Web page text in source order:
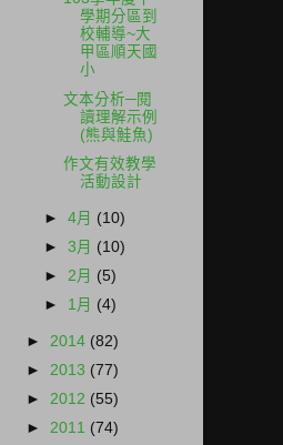
學期分區到
校輔導~大
甲區順天國
小
文本分析─閱
讀理解示例
(熊與鮭魚)
作文有效教學
活動設計
►4月 (10)
►3月 (10)
► 2月 (5)
► 1月 (4)
► 2014 (82)
► 2013 (77)
► 2012 (55)
► 2011 (74)